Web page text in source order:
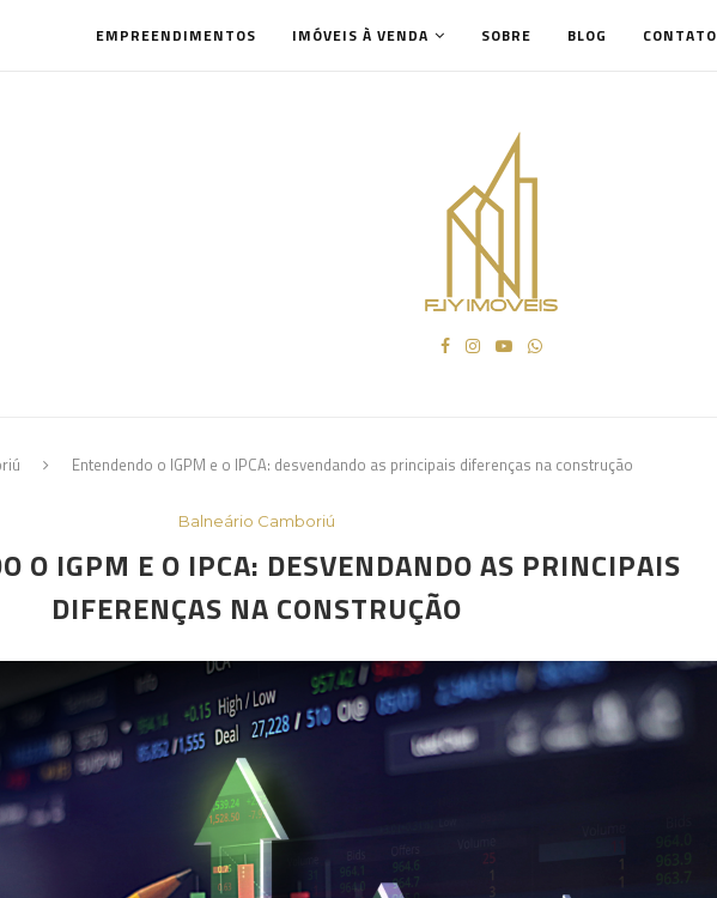
EMPREENDIMENTOS IMÓVEIS À VENDA SOBRE BLOG CONTATO
Entendendo o IGPM e o IPCA: desvendando as principais diferenças na construção
Balneário Camboriú
O IGPM E O IPCA: DESVENDANDO AS PRINCIPAIS
DIFERENÇAS NA CONSTRUÇÃO